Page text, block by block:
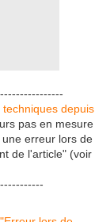
techniques depuis
pas en mesure
erreur lors de
de l'article" (voir